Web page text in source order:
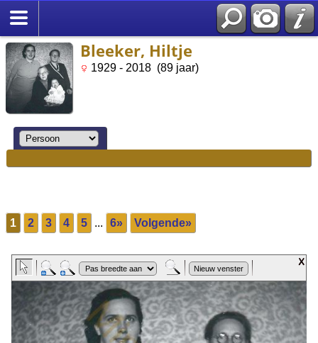
Bleeker, Hiltje
1929 - 2018 (89 jaar)
1 2 3 4 5 ... 6» Volgende»